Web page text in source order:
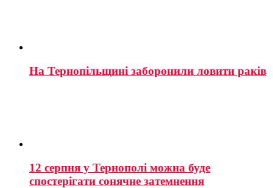
На Тернопільщині заборонили ловити раків
12 серпня у Тернополі можна буде
спостерігати сонячне затемнення